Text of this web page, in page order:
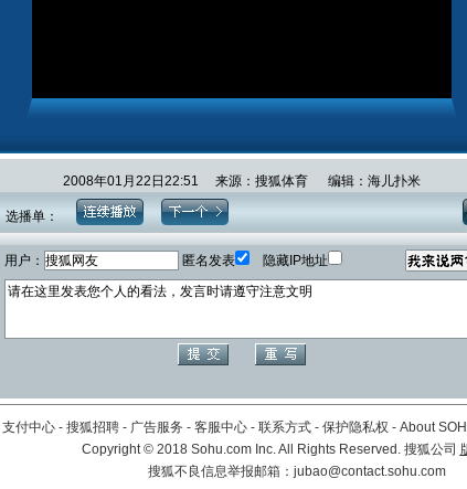
2008年01月22日22:51 来源：搜狐体育 编辑：海儿扑米
选播单：
用户： 匿名发表 隐藏IP地址
支付中心 - 搜狐招聘 - 广告服务 - 客服中心 - 联系方式 - 保护隐私权 - About
Copyright©2018 Sohu.com Inc. All Rights Reserved. 搜狐公司
搜狐不良信息举报邮箱： jubao@contact.sohu.com